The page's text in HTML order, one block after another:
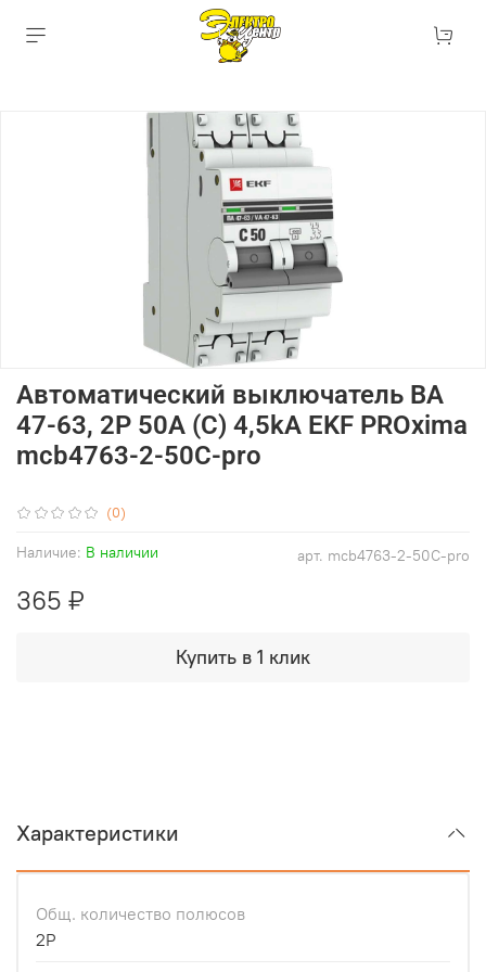
(0)
арт. mcb4763-2-50C-pro
Наличие: В наличии
Автоматический выключатель ВА
47-63, 2P 50А (C) 4,5kA EKF PROxima
mcb4763-2-50C-pro
365 ₽
Купить в 1 клик
Характеристики
Общ. количество полюсов
2P